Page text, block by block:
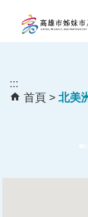
跳到主要內容區
:::
首頁 北美